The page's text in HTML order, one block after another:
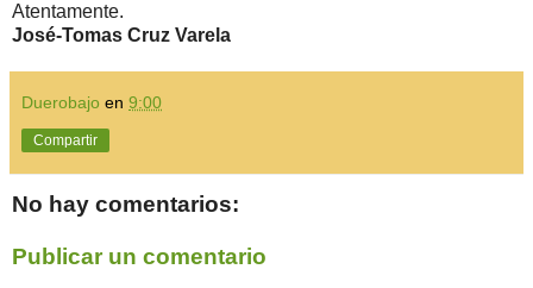
Atentamente.
José-Tomas Cruz Varela
Duerobajo en 9:00
Compartir
No hay comentarios:
Publicar un comentario